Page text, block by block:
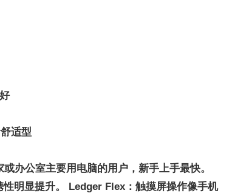
适型
办公室主要用电脑的用户，新手上手最快。
明显提升。 Ledger Flex：触摸屏操作像手机